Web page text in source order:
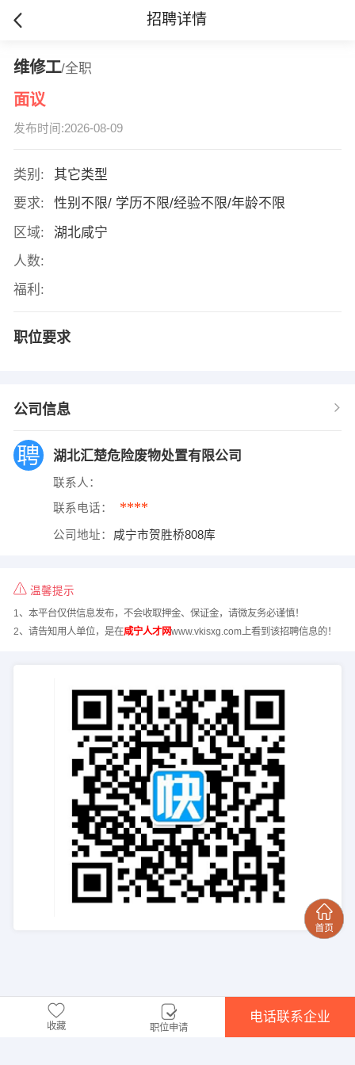
招聘详情
维修工/全职
面议
发布时间:2026-08-09
类别:
其它类型
要求:
性别不限/ 学历不限/经验不限/年龄不限
区域:
湖北咸宁
人数:
福利:
职位要求
公司信息
湖北汇楚危险废物处置有限公司
联系人：
联系电话： ****
公司地址： 咸宁市贺胜桥808库
温馨提示
1、本平台仅供信息发布，不会收取押金、保证金，请微友务必谨慎！
2、请告知用人单位，是在咸宁人才网www.vkisxg.com上看到该招聘信息的！
收藏 职位申请
电话联系企业